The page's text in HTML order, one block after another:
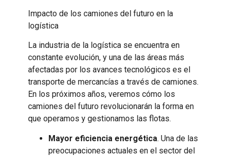
Impacto de los camiones del futuro en la
logística
La industria de la logística se encuentra en
constante evolución, y una de las áreas más
afectadas por los avances tecnológicos es el
transporte de mercancías a través de camiones.
En los próximos años, veremos cómo los
camiones del futuro revolucionarán la forma en
que operamos y gestionamos las flotas.
Mayor eficiencia energética. Una de las
preocupaciones actuales en el sector del